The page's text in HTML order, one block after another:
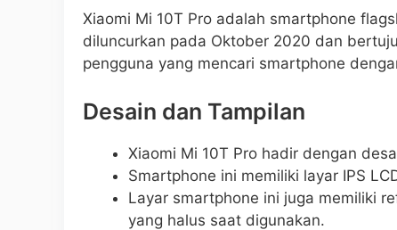
Xiaomi Mi 10T Pro adalah smartphone
diluncurkan pada Oktober 2020 dan
pengguna yang mencari smartphone
Desain dan Tampilan
Xiaomi Mi 10T Pro hadir dengan
Smartphone ini memiliki layar IPS
Layar smartphone ini juga memiliki
yang halus saat digunakan.